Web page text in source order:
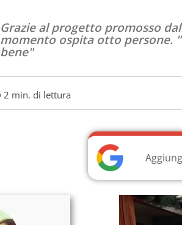
Grazie al progetto promosso
momento ospita otto persone.
bene"
2 min. di lettura